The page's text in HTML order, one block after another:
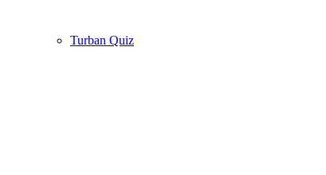
Turban Quiz